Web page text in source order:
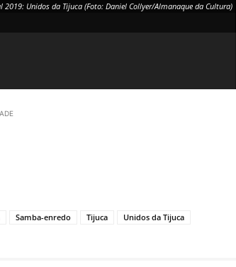
2019: Unidos da Tijuca (Foto: Daniel Collyer/Almanaque da Cultura)
Samba-enredo Tijuca Unidos da Tijuca